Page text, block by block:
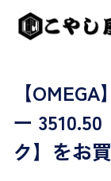
【
ー
ク】をお